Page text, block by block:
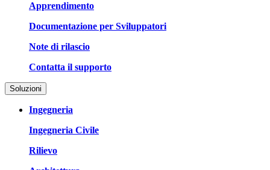
Apprendimento
Documentazione per Sviluppatori
Note di rilascio
Contatta il supporto
Soluzioni
Ingegneria
Ingegneria Civile
Rilievo